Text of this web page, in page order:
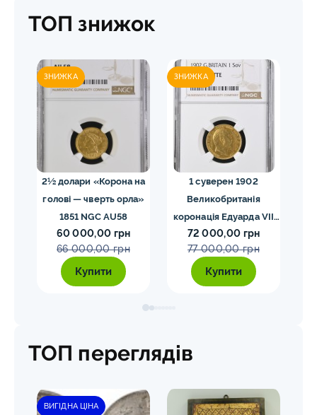
ТОП знижок
ЗНИЖКА
2½ долари «Корона на
голові — чверть орла»
1851 NGC AU58
60 000,00 грн
66 000,00 грн
Купити
ЗНИЖКА
1 суверен 1902
Великобританія
коронація Едуарда VII
NGC PF58 MATTE
72 000,00 грн
77 000,00 грн
Купити
ТОП переглядів
ВИГІДНА ЦІНА